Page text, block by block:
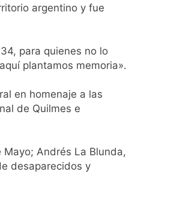
argentino y fue
para quienes no lo
plantamos memoria».
en homenaje a las
de Quilmes e
Andrés La Blunda,
desaparecidos y